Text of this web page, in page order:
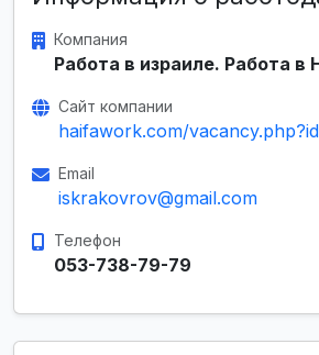
Компания
Работа в израиле. Работа в
Сайт компании
haifawork.com/
Email
iskrakovrov@gmail.com
Телефон
053-738-79-79